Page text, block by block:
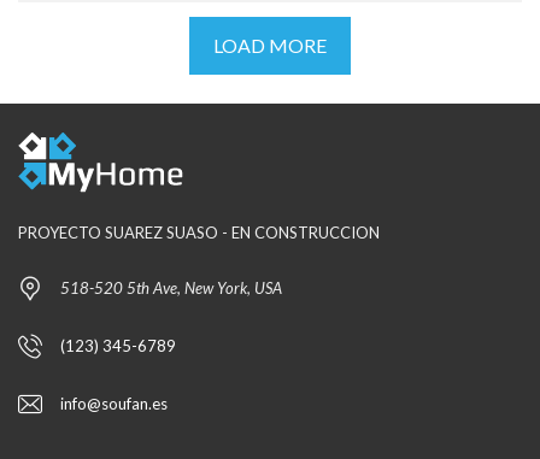
LOAD MORE
PROYECTO SUAREZ SUASO - EN CONSTRUCCION
518-520 5th Ave, New York, USA
(123) 345-6789
info@soufan.es